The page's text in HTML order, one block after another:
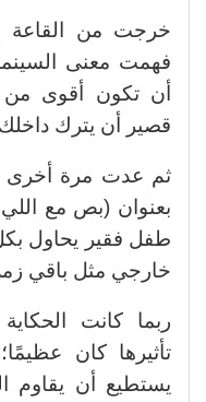
خرجت من القاعة
فهمت معنى
أن تكون أقوى من
قصير أن يترك داخلك
ثم عدت مرة أخرى
بعنوان (بص مع
طفل فقير يحاول
خارجي مثل باقي
ربما كانت
تأثيرها كان
يستطيع أن